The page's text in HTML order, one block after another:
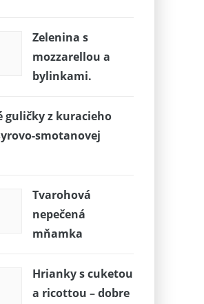
Zelenina s
mozzarellou a
bylinkami.
guličky z kuracieho
smotanovej
Tvarohová
nepečená
mňamka
Hrianky s cuketou
a ricottou – dobre